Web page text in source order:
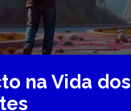
na Vida dos